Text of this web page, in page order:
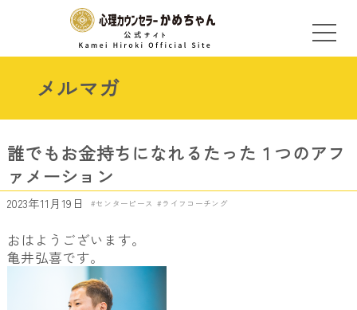
メルマガ
誰でもお金持ちになれるたった１つのアフ
ァメーション
2023年11月19日 センターピース ライフコーチング
おはようございます。
亀井弘喜です。